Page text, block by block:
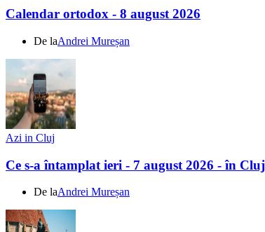
Calendar ortodox - 8 august 2026
De laAndrei Mureșan
Azi in Cluj
Ce s-a întamplat ieri - 7 august 2026 - în Cluj
De laAndrei Mureșan